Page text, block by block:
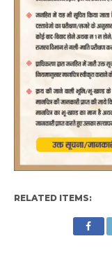
RELATED ITEMS: